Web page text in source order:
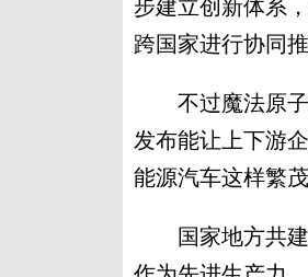
步建立创新体系
跨国家进行协同
不过魔法原子
发布能让上下游
能源汽车这样繁
国家地方共建